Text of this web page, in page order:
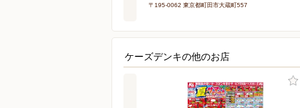
〒195-0062 東京都町田市大蔵町557
ケーズデンキの他のお店